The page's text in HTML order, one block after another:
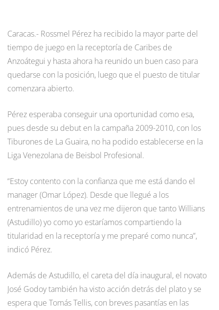
Caracas.- Rossmel Pérez ha recibido la mayor parte del
tiempo de juego en la receptoría de Caribes de
Anzoátegui y hasta ahora ha reunido un buen caso para
quedarse con la posición, luego que el puesto de titular
comenzara abierto.
Pérez esperaba conseguir una oportunidad como esa,
pues desde su debut en la campaña 2009-2010, con los
Tiburones de La Guaira, no ha podido establecerse en la
Liga Venezolana de Beisbol Profesional.
“Estoy contento con la confianza que me está dando el
manager (Omar López). Desde que llegué a los
entrenamientos de una vez me dijeron que tanto Willians
(Astudillo) yo como yo estaríamos compartiendo la
titularidad en la receptoría y me preparé como nunca”,
indicó Pérez.
Además de Astudillo, el careta del día inaugural, el novato
José Godoy también ha visto acción detrás del plato y se
espera que Tomás Tellis, con breves pasantías en las